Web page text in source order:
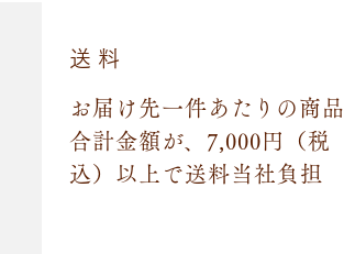
送 料
お届け先一件あたりの商品
合計金額が、7,000円（税
込）以上で送料当社負担